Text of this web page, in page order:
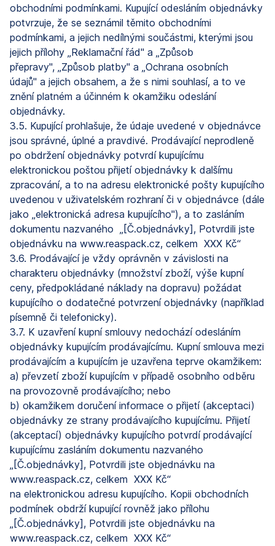
obchodními podmínkami. Kupující odesláním objednávky
potvrzuje, že se seznámil těmito obchodními
podmínkami, a jejich nedílnými součástmi, kterými jsou
jejich přílohy „Reklamační řád" a „Způsob
přepravy", „Způsob platby" a „Ochrana osobních
údajů" a jejich obsahem, a že s nimi souhlasí, a to ve
znění platném a účinném k okamžiku odeslání
objednávky.
3.5. Kupující prohlašuje, že údaje uvedené v objednávce
jsou správné, úplné a pravdivé. Prodávající neprodleně
po obdržení objednávky potvrdí kupujícímu
elektronickou poštou přijetí objednávky k dalšímu
zpracování, a to na adresu elektronické pošty kupujícího
uvedenou v uživatelském rozhraní či v objednávce (dále
jako „elektronická adresa kupujícího"), a to zasláním
dokumentu nazvaného „[Č.objednávky], Potvrdili jste
objednávku na www.reaspack.cz, celkem XXX Kč“
3.6. Prodávající je vždy oprávněn v závislosti na
charakteru objednávky (množství zboží, výše kupní
ceny, předpokládané náklady na dopravu) požádat
kupujícího o dodatečné potvrzení objednávky (například
písemně či telefonicky).
3.7. K uzavření kupní smlouvy nedochází odesláním
objednávky kupujícím prodávajícímu. Kupní smlouva mezi
prodávajícím a kupujícím je uzavřena teprve okamžikem:
a) převzetí zboží kupujícím v případě osobního odběru
na provozovně prodávajícího; nebo
b) okamžikem doručení informace o přijetí (akceptaci)
objednávky ze strany prodávajícího kupujícímu. Přijetí
(akceptací) objednávky kupujícího potvrdí prodávající
kupujícímu zasláním dokumentu nazvaného
„[Č.objednávky], Potvrdili jste objednávku na
www.reaspack.cz, celkem XXX Kč“
na elektronickou adresu kupujícího. Kopii obchodních
podmínek obdrží kupující rovněž jako přílohu
„[Č.objednávky], Potvrdili jste objednávku na
www.reaspack.cz, celkem XXX Kč“